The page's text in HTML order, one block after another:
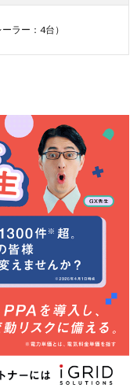
ラー：4台）